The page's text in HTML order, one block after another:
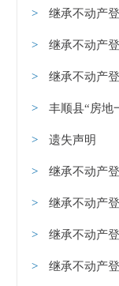
继承不动产
继承不动产
继承不动产
丰顺县“房地一
遗失声明
继承不动产
继承不动产
继承不动产
继承不动产